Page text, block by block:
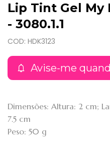
Lip Tint Gel My
- 3080.1.1
COD: HDK3123
Avise-me
Dimensões: Altura: 2 cm;
7.5 cm
Peso: 50 g